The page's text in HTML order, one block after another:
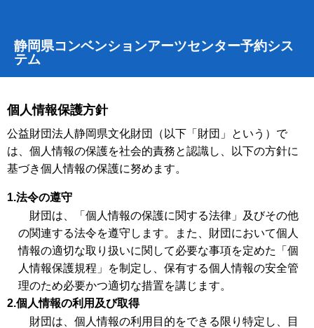
静岡県コンベンションアーツセンター予約シス
テム
個人情報保護方針
公益財団法人静岡県文化財団（以下「財団」という）で
は、個人情報の保護を社会的責務と認識し、以下の方針に
基づき個人情報の保護に努めます。
1.法令の遵守
財団は、「個人情報の保護に関する法律」及びその他
の関連する法令を遵守します。また、財団において個人
情報の適切な取り扱いに関して必要な事項を定めた「個
人情報保護規程」を制定し、保有する個人情報の安全管
理のため必要かつ適切な措置を講じます。
2.個人情報の利用及び取得
財団は、個人情報の利用目的をできる限り特定し、目